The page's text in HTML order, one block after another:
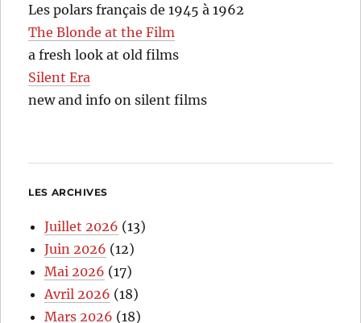
Les polars français de 1945 à 1962
The Blonde at the Film
a fresh look at old films
Silent Era
new and info on silent films
LES ARCHIVES
Juillet 2026 (13)
Juin 2026 (12)
Mai 2026 (17)
Avril 2026 (18)
Mars 2026 (18)